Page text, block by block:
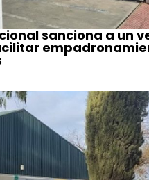
sanciona a un